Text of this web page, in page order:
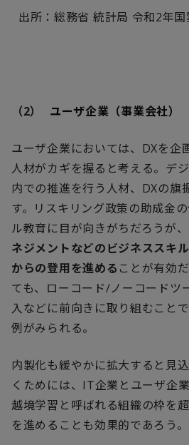
出所：総務省 統計局 令和2年
（2） ユーザ企業（事業会社）
ユーザ企業においては、 DXを企
人材がカギを握ると考える。デ
内での推進を行う人材、 DXの旗
す。リスキリング政策の助成金
ル教育に目が向きがちだろうが
ネジメントなどのビジネススキ
からの登用を進める ことが有効
ても、ローコード/ノーコードツ
入などに前向きに取り組むこと
例がみられる。
内製化も緩やかに拡大すると見
くためには、 IT企業とユーザ企
越境学習と呼ばれる組織の枠を
を進めることも効果的であろう。